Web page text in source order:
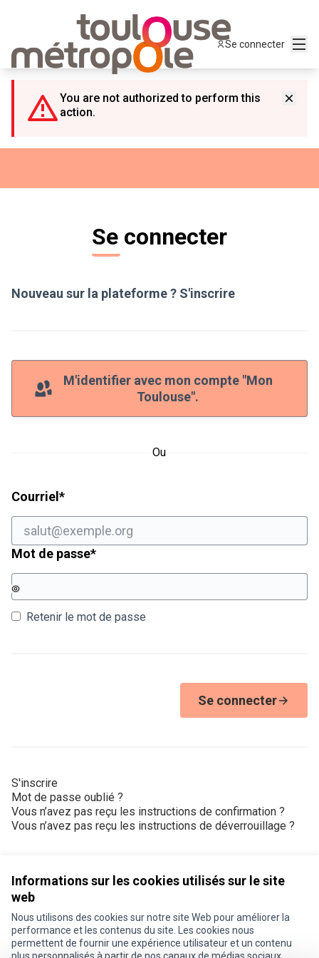
Informations sur les cookies utilisés sur le site
web
Nous utilisons des cookies sur notre site Web pour améliorer la
performance et les contenus du site. Les cookies nous
permettent de fournir une expérience utilisateur et un contenu
Se connecter
You are not authorized to perform this
action.
Se connecter
Nouveau sur la plateforme ? S'inscrire
M'identifier avec mon compte "Mon
Toulouse".
Ou
Courriel *Champ obligatoire
Mot de passe*Champ obligatoire
Retenir le mot de passe
Se connecter
S'inscrire
Mot de passe oublié ?
Vous n’avez pas reçu les instructions de confirmation ?
Vous n’avez pas reçu les instructions de déverrouillage ?
Conditions d'utilisation
Paramètres des cookies
Je participe ! sur X
Je participe ! sur Facebook
Je participe ! sur Instagram